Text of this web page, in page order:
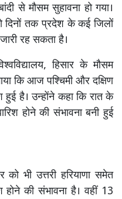
से मौसम सुहावना हो गया।
दिनों तक प्रदेश के कई जिलों
रह सकता है।
हिसार के मौसम
कि आज पश्चिमी और दक्षिण
हुई है। उन्होंने कहा कि रात के
होने की संभावना बनी हुई
भी उत्तरी हरियाणा समेत
की संभावना है। वहीं 13